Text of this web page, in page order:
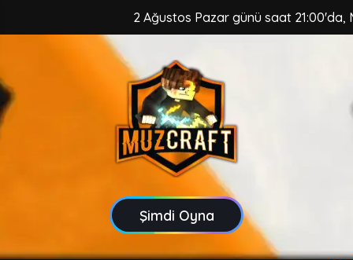
2 Ağustos Pazar günü saat 21:00'da,
Şimdi Oyna